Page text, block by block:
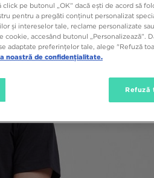
click pe butonul „OK” dacă ești de acord să
pentru a pregăti conținut personalizat
și intereselor tale, reclame personalizate
cookie, accesând butonul „Personalizează”.
adaptate preferințelor tale, alege "Refuză
noastră de confidențialitate.
Refuză